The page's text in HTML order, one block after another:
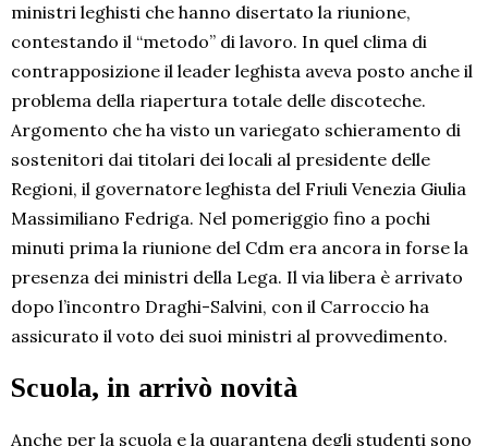
ministri leghisti che hanno disertato la riunione,
contestando il “metodo” di lavoro. In quel clima di
contrapposizione il leader leghista aveva posto anche il
problema della riapertura totale delle discoteche.
Argomento che ha visto un variegato schieramento di
sostenitori dai titolari dei locali al presidente delle
Regioni, il governatore leghista del Friuli Venezia Giulia
Massimiliano Fedriga. Nel pomeriggio fino a pochi
minuti prima la riunione del Cdm era ancora in forse la
presenza dei ministri della Lega. Il via libera è arrivato
dopo l’incontro Draghi-Salvini, con il Carroccio ha
assicurato il voto dei suoi ministri al provvedimento.
Scuola, in arrivò novità
Anche per la scuola e la quarantena degli studenti sono